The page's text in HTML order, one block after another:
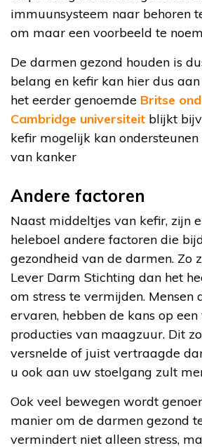
immuunsysteem naar behoren
om maar een voorbeeld te
De darmen gezond houden is
belang en kefir kan hier dus
het eerder genoemde Britse
Cambridge universiteit blijkt
kefir mogelijk kan
van kanker
Andere factoren
Naast middeltjes van kefir, zijn
heleboel andere factoren die
gezondheid van de darmen. Zo
Lever Darm Stichting dan het
om stress te vermijden. Mensen
ervaren, hebben de kans op
producties van maagzuur. Dit
versnelde of juist vertraagde
u ook aan uw stoelgang zult
Ook veel bewegen wordt
manier om de darmen gezond
vermindert niet alleen stress,